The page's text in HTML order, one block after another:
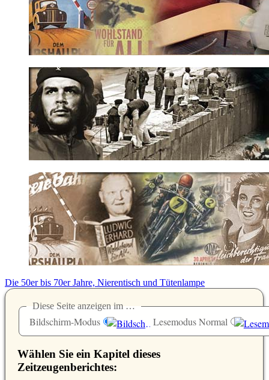
Die 50er bis 70er Jahre, Nierentisch und Tütenlampe
Diese Seite anzeigen im …
Bildschirm-Modus Lesemodus Normal
Wählen Sie ein Kapitel dieses
Zeitzeugenberichtes: